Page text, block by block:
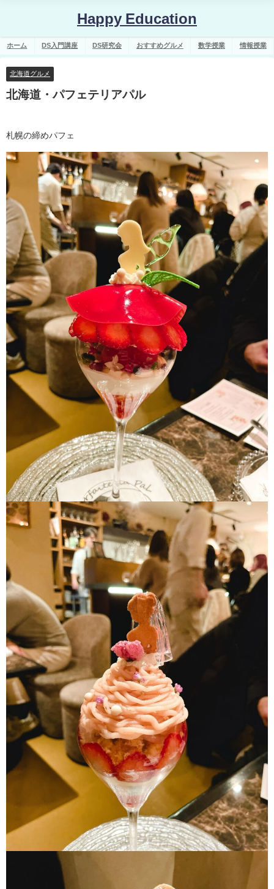
Happy Education
ホーム DS入門講座 DS研究会 おすすめグルメ 数学授業 情報授業
北海道グルメ
北海道・パフェテリアパル
札幌の締めパフェ